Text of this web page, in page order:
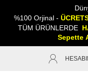
%100 Orjinal -
TÜM ÜRÜNLERDE
Sepette